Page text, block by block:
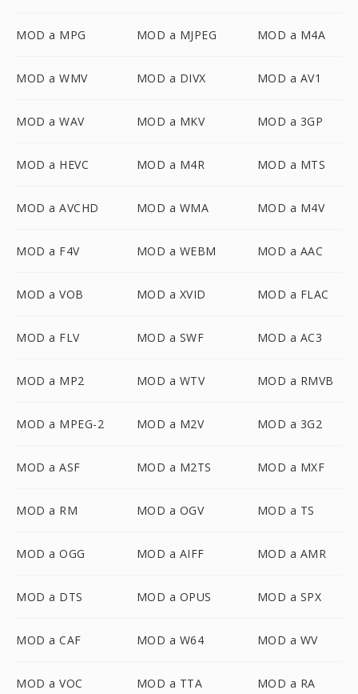
MOD a MPG MOD a MJPEG MOD a M4A
MOD a WMV MOD a DIVX MOD a AV1
MOD a WAV MOD a MKV MOD a 3GP
MOD a HEVC MOD a M4R MOD a MTS
MOD a AVCHD MOD a WMA MOD a M4V
MOD a F4V MOD a WEBM MOD a AAC
MOD a VOB MOD a XVID MOD a FLAC
MOD a FLV MOD a SWF MOD a AC3
MOD a MP2 MOD a WTV MOD a RMVB
MOD a MPEG-2 MOD a M2V MOD a 3G2
MOD a ASF MOD a M2TS MOD a MXF
MOD a RM MOD a OGV MOD a TS
MOD a OGG MOD a AIFF MOD a AMR
MOD a DTS MOD a OPUS MOD a SPX
MOD a CAF MOD a W64 MOD a WV
MOD a VOC MOD a TTA MOD a RA